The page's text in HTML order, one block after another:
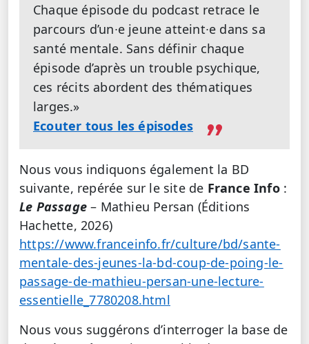
Chaque épisode du podcast retrace le
parcours d’un∙e jeune atteint∙e dans sa
santé mentale. Sans définir chaque
épisode d’après un trouble psychique,
ces récits abordent des thématiques
larges.»
Ecouter tous les épisodes
Nous vous indiquons également la BD
suivante, repérée sur le site de France Info:
Le Passage – Mathieu Persan (Éditions
Hachette, 2026)
https://www.franceinfo.fr/culture/bd/sante-
mentale-des-jeunes-la-bd-coup-de-poing-le-
passage-de-mathieu-persan-une-lecture-
essentielle_7780208.html
Nous vous suggérons d’interroger la base de